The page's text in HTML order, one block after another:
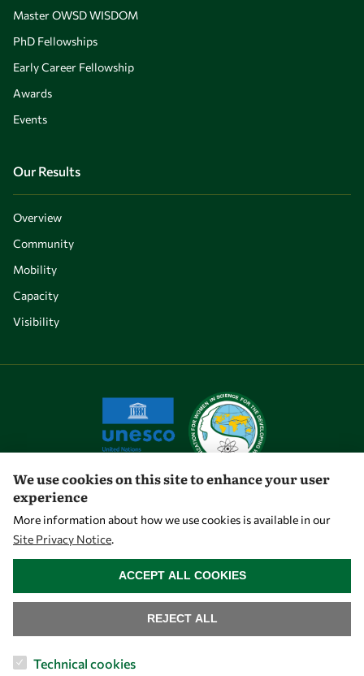
Master OWSD WISDOM
PhD Fellowships
Early Career Fellowship
Awards
Events
Our Results
Overview
Community
Mobility
Capacity
Visibility
Let's talk
ICTP Campus
We use cookies on this site to enhance your user
experience
More information about how we use cookies is available in our
Site Privacy Notice.
Technical cookies
REJECT ALL
ACCEPT ALL COOKIES
WITHDRAW CONSENT